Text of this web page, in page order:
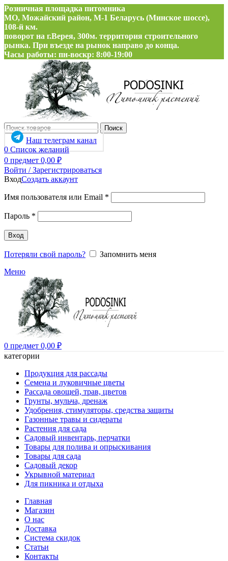
Розничная площадка питомника
МО, Можайский район, М-1 Беларусь (Минское шоссе),
108-й км.
поворот на г.Верея, 300м. территория строительного
рынка. При въезде на рынок направо до конца.
Часы работы: пн-воскр: 8:00-19:00
Поиск
Наш телеграм канал
0 Список желаний
0 предмет 0,00 ₽
Войти / Зарегистрироваться
ВходСоздать аккаунт
Имя пользователя или Email *
Пароль *
Вход
Потеряли свой пароль?
Запомнить меня
Меню
0 предмет 0,00 ₽
категории
Продукция для рассады
Семена и луковичные цветы
Рассада овощей, трав, цветов
Грунты, мульча, дренаж
Удобрения, стимуляторы, средства защиты
Газонные травы и сидераты
Растения для сада
Садовый инвентарь, перчатки
Товары для полива и опрыскивания
Товары для сада
Садовый декор
Укрывной материал
Для пикника и отдыха
Главная
Магазин
О нас
Доставка
Система скидок
Статьи
Контакты